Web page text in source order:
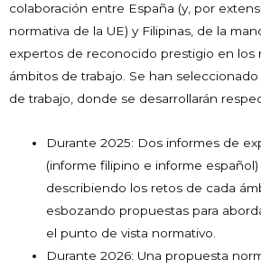
colaboración entre España (y, por
normativa de la UE) y Filipinas, de la
expertos de reconocido prestigio en los
ámbitos de trabajo. Se han
de trabajo, donde se desarrollarán
Durante 2025: Dos informes de
(informe filipino e informe español)
describiendo los retos de cada
esbozando propuestas para
el punto de vista normativo.
Durante 2026: Una propuesta